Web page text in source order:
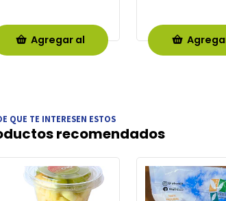
Agregar al
QUE TE INTERESEN ESTOS
recomendados